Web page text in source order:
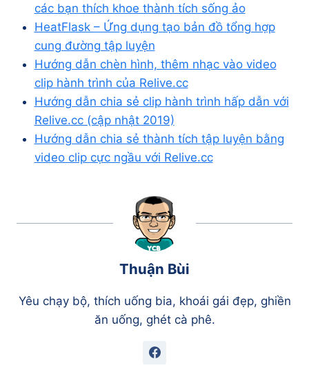
các bạn thích khoe thành tích sống ảo
HeatFlask – Ứng dụng tạo bản đồ tổng hợp
cung đường tập luyện
Hướng dẫn chèn hình, thêm nhạc vào video
clip hành trình của Relive.cc
Hướng dẫn chia sẻ clip hành trình hấp dẫn với
Relive.cc (cập nhật 2019)
Hướng dẫn chia sẻ thành tích tập luyện bằng
video clip cực ngầu với Relive.cc
Thuận Bùi
Yêu chạy bộ, thích uống bia, khoái gái đẹp, ghiền
ăn uống, ghét cà phê.